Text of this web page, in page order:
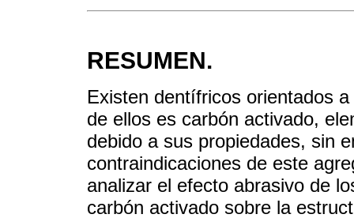
RESUMEN.
Existen dentífricos orientados
de ellos es carbón activado,
debido a sus propiedades, sin
contraindicaciones de este
analizar el efecto abrasivo de
carbón activado sobre la